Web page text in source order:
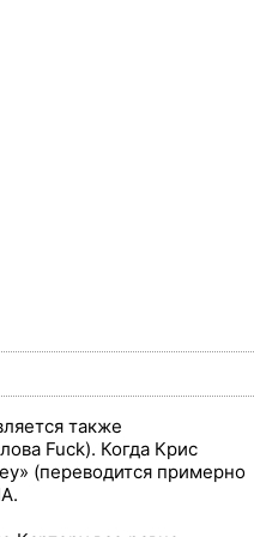
также
Fuck). Когда Крис
(переводится примерно